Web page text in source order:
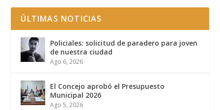
ÚLTIMAS NOTICIAS
Policiales: solicitud de paradero para joven
de nuestra ciudad
Ago 6, 2026
El Concejo aprobó el Presupuesto
Municipal 2026
Ago 5, 2026